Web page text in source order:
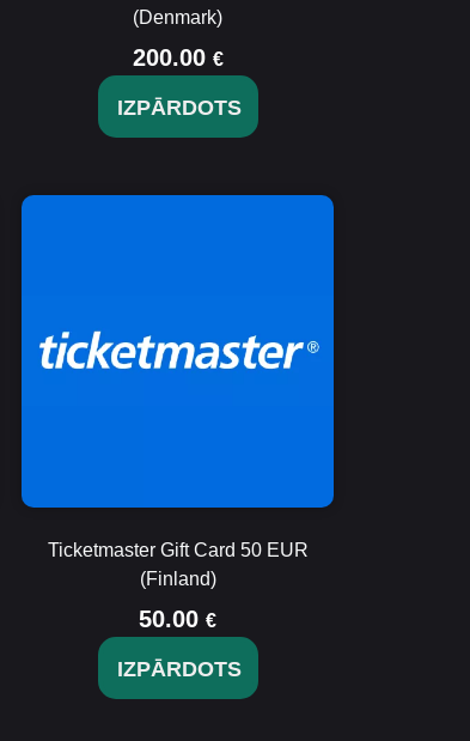
(Denmark)
200.00 €
IZPĀRDOTS
Ticketmaster Gift Card 50 EUR
(Finland)
50.00 €
IZPĀRDOTS